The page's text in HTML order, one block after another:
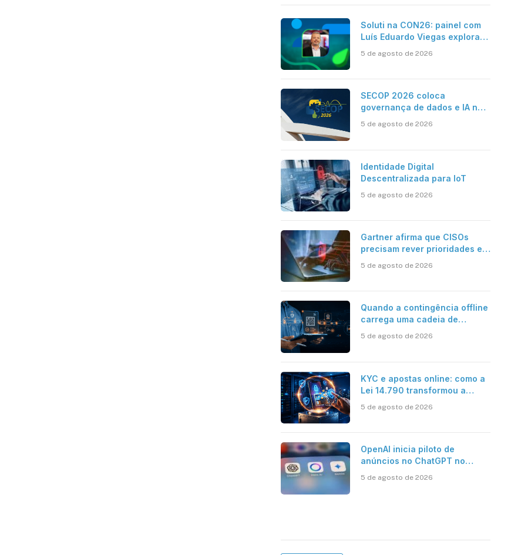
Soluti na CON26: painel com
Luís Eduardo Viegas explora
eficiência da Contabilidade
5 de agosto de 2026
SECOP 2026 coloca
governança de dados e IA no
5 de agosto de 2026
Identidade Digital
Descentralizada para IoT
5 de agosto de 2026
Gartner afirma que CISOs
precisam rever prioridades em
enfrentar os desafios
5 de agosto de 2026
Quando a contingência offline
carrega uma cadeia de
5 de agosto de 2026
KYC e apostas online: como a
Lei 14.790 transformou a
mercado brasileiro
5 de agosto de 2026
OpenAI inicia piloto de
anúncios no ChatGPT no
5 de agosto de 2026